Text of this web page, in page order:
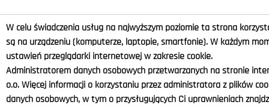
W celu świadczenia usług na najwyższym poziomie ta strona
są na urządzeniu (komputerze, laptopie, smartfonie). W każdym
ustawień przeglądarki internetowej w zakresie cookie.
Administratorem danych osobowych przetwarzanych na stronie
o.o. Więcej informacji o korzystaniu przez administratora z plików
danych osobowych, w tym o przysługujących Ci uprawnieniach